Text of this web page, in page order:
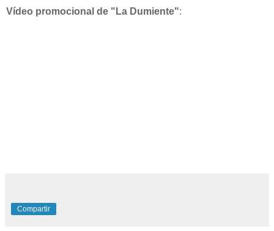
Vídeo promocional de "La Dumiente":
Compartir